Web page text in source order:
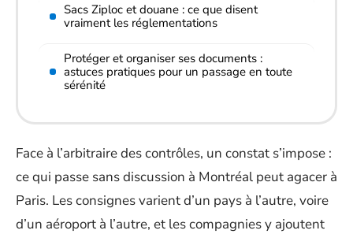
Sacs Ziploc et douane : ce que disent
vraiment les réglementations
Protéger et organiser ses documents :
astuces pratiques pour un passage en toute
sérénité
Face à l’arbitraire des contrôles, un constat s’impose :
ce qui passe sans discussion à Montréal peut agacer à
Paris. Les consignes varient d’un pays à l’autre, voire
d’un aéroport à l’autre, et les compagnies y ajoutent